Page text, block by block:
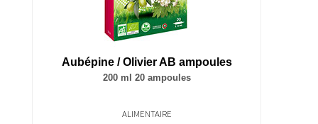
Aubépine / Olivier AB ampoules
200 ml 20 ampoules
ALIMENTAIRE